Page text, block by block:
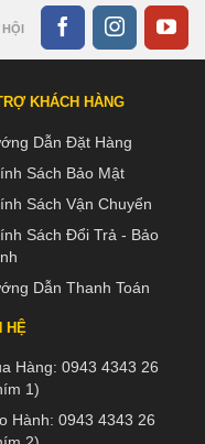
HỘI
KHÁCH HÀNG
Dẫn Đặt Hàng
Sách Bảo Mật
Sách Vận Chuyển
Sách Đổi Trả - Bảo
Dẫn Thanh Toán
HỆ
Hàng: 0943 4343 26
1)
Hành: 0943 4343 26